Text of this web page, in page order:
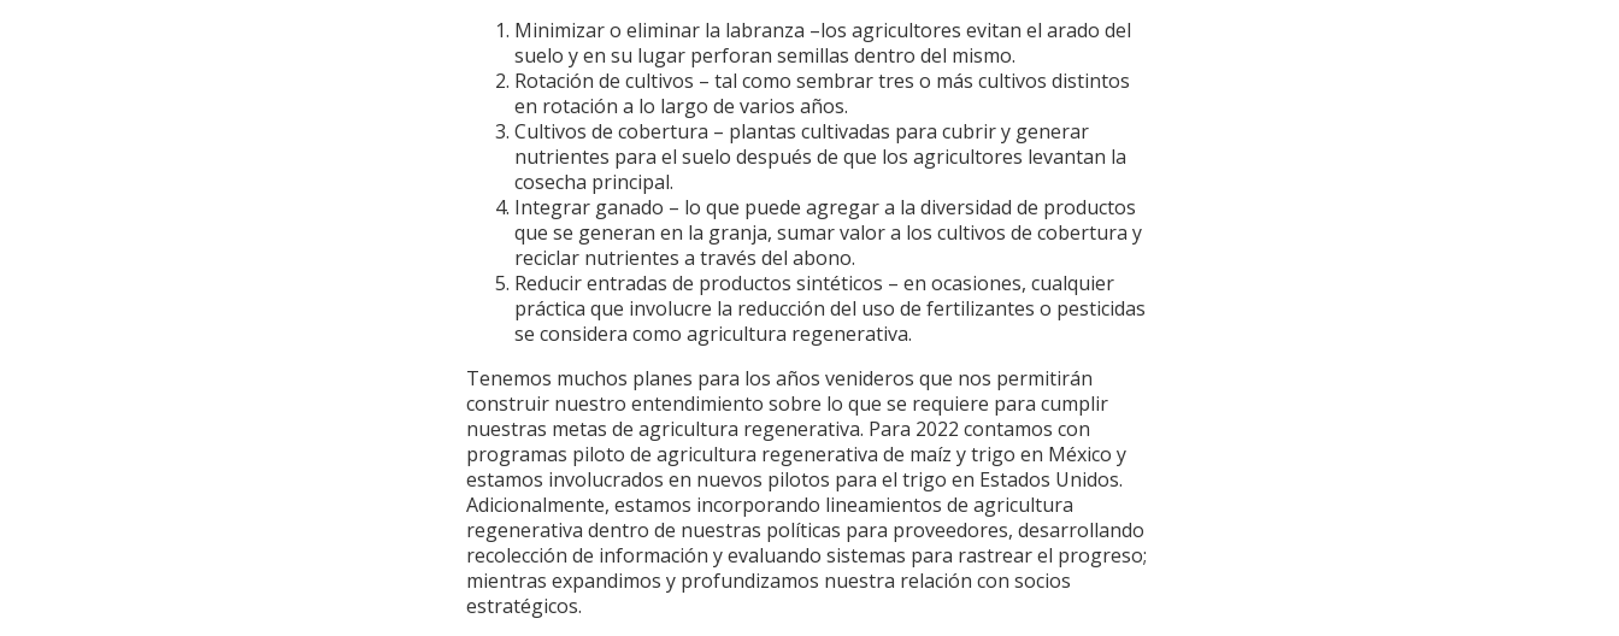
Minimizar o eliminar la labranza –los agricultores evitan el arado del
suelo y en su lugar perforan semillas dentro del mismo.
Rotación de cultivos – tal como sembrar tres o más cultivos distintos
en rotación a lo largo de varios años.
Cultivos de cobertura – plantas cultivadas para cubrir y generar
nutrientes para el suelo después de que los agricultores levantan la
cosecha principal.
Integrar ganado – lo que puede agregar a la diversidad de productos
que se generan en la granja, sumar valor a los cultivos de cobertura y
reciclar nutrientes a través del abono.
Reducir entradas de productos sintéticos – en ocasiones, cualquier
práctica que involucre la reducción del uso de fertilizantes o pesticidas
se considera como agricultura regenerativa.
Tenemos muchos planes para los años venideros que nos permitirán
construir nuestro entendimiento sobre lo que se requiere para cumplir
nuestras metas de agricultura regenerativa. Para 2022 contamos con
programas piloto de agricultura regenerativa de maíz y trigo en México y
estamos involucrados en nuevos pilotos para el trigo en Estados Unidos.
Adicionalmente, estamos incorporando lineamientos de agricultura
regenerativa dentro de nuestras políticas para proveedores, desarrollando
recolección de información y evaluando sistemas para rastrear el progreso;
mientras expandimos y profundizamos nuestra relación con socios
estratégicos.